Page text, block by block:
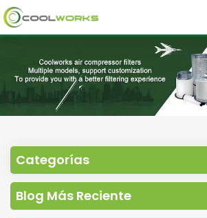
English
español
العربية
русский
Melayu
+8613525046291
Categorías
Blog Más Reciente